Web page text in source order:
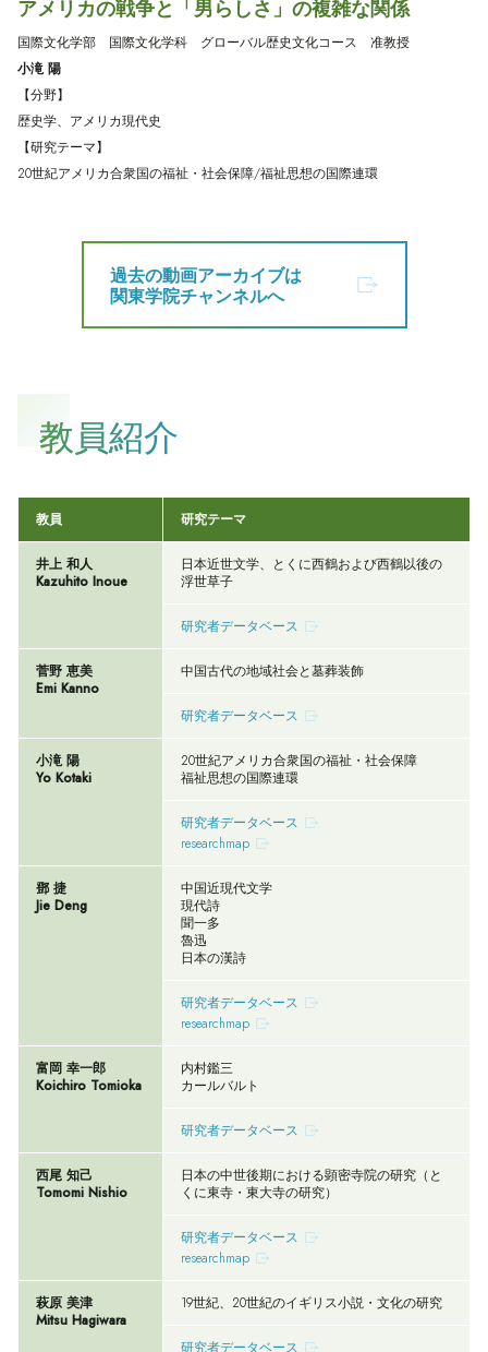
アメリカの戦争と「男らしさ」の複雑な関係
国際文化学部 国際文化学科 グローバル歴史文化コース 准教授
小滝 陽
【分野】
歴史学、アメリカ現代史
【研究テーマ】
20世紀アメリカ合衆国の福祉・社会保障/福祉思想の国際連環
過去の動画アーカイブは
関東学院チャンネルへ
教員紹介
教員 研究テーマ
井上 和人
Kazuhito Inoue
日本近世文学、とくに西鶴および西鶴以後の
浮世草子
研究者データベース
菅野 恵美
Emi Kanno
中国古代の地域社会と墓葬装飾
研究者データベース
小滝 陽
Yo Kotaki
20世紀アメリカ合衆国の福祉・社会保障
福祉思想の国際連環
研究者データベース
researchmap
鄧 捷
Jie Deng
中国近現代文学
現代詩
聞一多
魯迅
日本の漢詩
研究者データベース
researchmap
富岡 幸一郎
Koichiro Tomioka
内村鑑三
カールバルト
研究者データベース
西尾 知己
Tomomi Nishio
日本の中世後期における顕密寺院の研究（と
くに東寺・東大寺の研究）
研究者データベース
researchmap
萩原 美津
Mitsu Hagiwara
19世紀、20世紀のイギリス小説・文化の研究
研究者データベース